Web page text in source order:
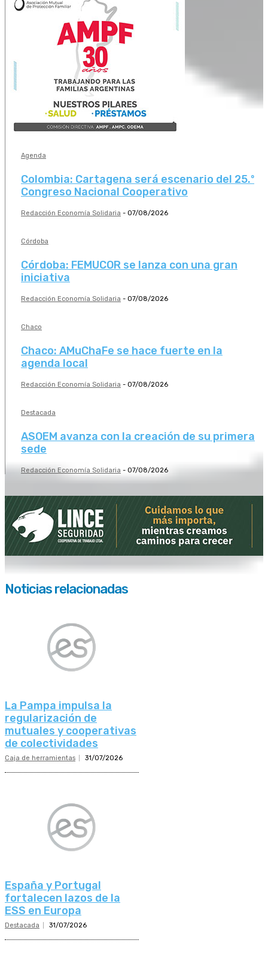
Agenda
Colombia: Cartagena será escenario del 25.º
Congreso Nacional Cooperativo
Redacción Economía Solidaria - 07/08/2026
Córdoba
Córdoba: FEMUCOR se lanza con una gran
iniciativa
Redacción Economía Solidaria - 07/08/2026
Chaco
Chaco: AMuChaFe se hace fuerte en la
agenda local
Redacción Economía Solidaria - 07/08/2026
Destacada
ASOEM avanza con la creación de su primera
sede
Redacción Economía Solidaria - 07/08/2026
Noticias relacionadas
La Pampa impulsa la
regularización de
mutuales y cooperativas
de colectividades
Caja de herramientas 31/07/2026
España y Portugal
fortalecen lazos de la
ESS en Europa
Destacada 31/07/2026